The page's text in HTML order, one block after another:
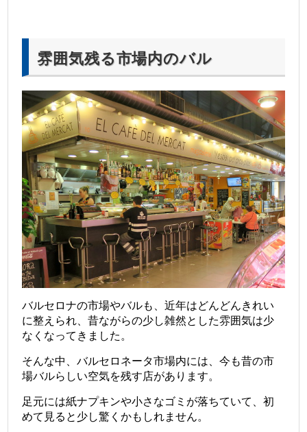
雰囲気残る市場内のバル
バルセロナの市場やバルも、近年はどんどんきれい
に整えられ、昔ながらの少し雑然とした雰囲気は少
なくなってきました。
そんな中、バルセロネータ市場内には、今も昔の市
場バルらしい空気を残す店があります。
足元には紙ナプキンや小さなゴミが落ちていて、初
めて見ると少し驚くかもしれません。